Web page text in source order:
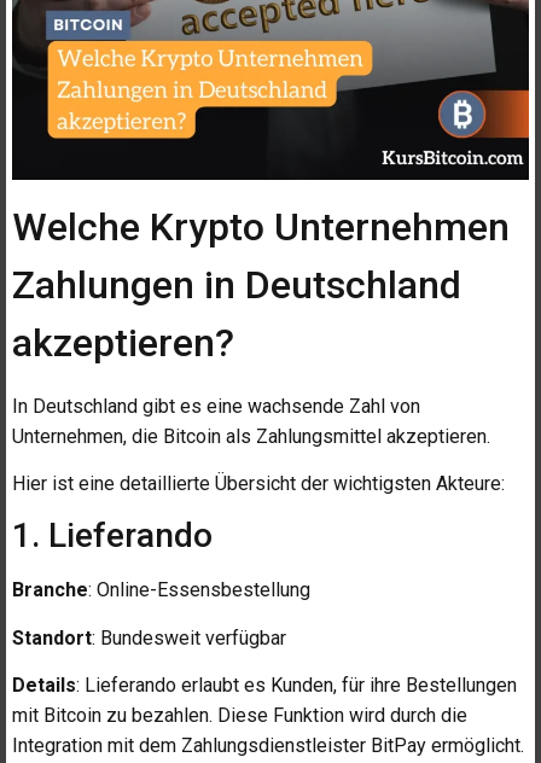
Welche Krypto Unternehmen
Zahlungen in Deutschland
akzeptieren?
In Deutschland gibt es eine wachsende Zahl von
Unternehmen, die Bitcoin als Zahlungsmittel akzeptieren.
Hier ist eine detaillierte Übersicht der wichtigsten Akteure:
1. Lieferando
Branche: Online-Essensbestellung
Standort: Bundesweit verfügbar
Details: Lieferando erlaubt es Kunden, für ihre Bestellungen
mit Bitcoin zu bezahlen. Diese Funktion wird durch die
Integration mit dem Zahlungsdienstleister BitPay ermöglicht.